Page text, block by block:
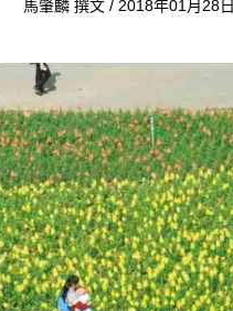
馬肇麟 撰文 / 2018年01月28日